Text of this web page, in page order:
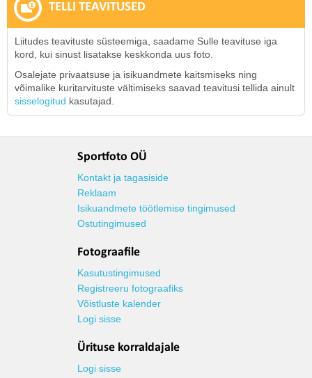
TELLI TEAVITUSED
Liitudes teavituste süsteemiga, saadame Sulle teavituse iga
kord, kui sinust lisatakse keskkonda uus foto.
Osalejate privaatsuse ja isikuandmete kaitsmiseks ning
võimalike kuritarvituste vältimiseks saavad teavitusi tellida ainult
sisselogitud kasutajad.
Sportfoto OÜ
Kontakt ja tagasiside
Reklaam
Isikuandmete töötlemise tingimused
Ostutingimused
Fotograafile
Kasutustingimused
Registreeru fotograafiks
Võistluste kalender
Logi sisse
Ürituse korraldajale
Logi sisse